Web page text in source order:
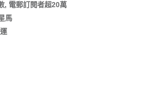
, 電郵訂閱者超20萬
馬